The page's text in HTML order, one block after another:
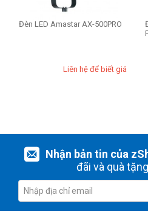
Đèn LED Amastar AX-500PRO
Liên hệ để biết giá
Nhận bản tin của
đãi và quà